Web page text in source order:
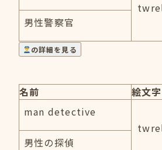
男性警察官
の詳細を見る
名前
絵文字
man detective
男性の探偵